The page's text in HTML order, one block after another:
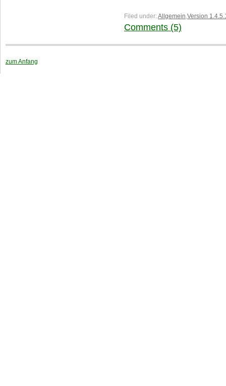
Filed under:Allgemein,Version
Comments (5)
zum Anfang